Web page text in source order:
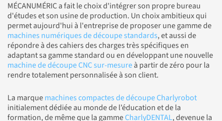
MÉCANUMÉRIC a fait le choix d'intégrer son propre bureau
d'études et son usine de production. Un choix ambitieux qui
permet aujourd'hui à l'entreprise de proposer une gamme de
machines numériques de découpe standards, et aussi de
répondre à des cahiers des charges très spécifiques en
adaptant sa gamme standard ou en développant une nouvelle
machine de découpe CNC sur-mesureà partir de zéro pour la
rendre totalement personnalisée à son client.
La marquemachines compactes de découpe Charlyrobot
initialement dédiée au monde de l’éducation et de la
formation, de même que la gammeCharlyDENTAL, devenue la